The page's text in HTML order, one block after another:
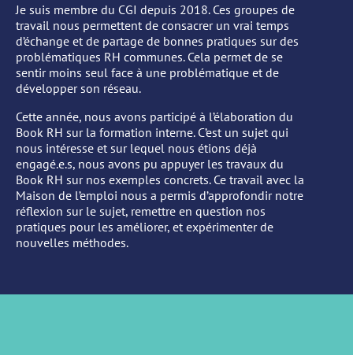
Je suis membre du CGI depuis 2018. Ces groupes de
travail nous permettent de consacrer un vrai temps
d’échange et de partage de bonnes pratiques sur des
problématiques RH communes. Cela permet de se
sentir moins seul face à une problématique et de
développer son réseau.
Cette année, nous avons participé à l’élaboration du
Book RH sur la formation interne. C’est un sujet qui
nous intéresse et sur lequel nous étions déjà
engagé.e.s, nous avons pu appuyer les travaux du
Book RH sur nos exemples concrets. Ce travail avec la
Maison de l’emploi nous a permis d’approfondir notre
réflexion sur le sujet, remettre en question nos
pratiques pour les améliorer, et expérimenter de
nouvelles méthodes.